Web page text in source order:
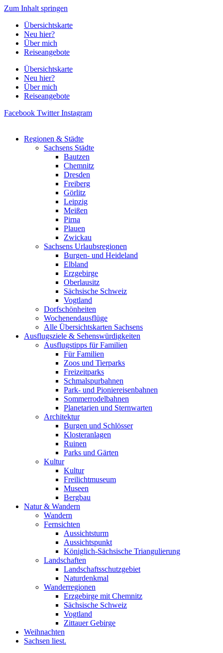
Zum Inhalt springen
Übersichtskarte
Neu hier?
Über mich
Reiseangebote
Übersichtskarte
Neu hier?
Über mich
Reiseangebote
Facebook Twitter Instagram
Regionen & Städte
Sachsens Städte
Bautzen
Chemnitz
Dresden
Freiberg
Görlitz
Leipzig
Meißen
Pirna
Plauen
Zwickau
Sachsens Urlaubsregionen
Burgen- und Heideland
Elbland
Erzgebirge
Oberlausitz
Sächsische Schweiz
Vogtland
Dorfschönheiten
Wochenendausflüge
Alle Übersichtskarten Sachsens
Ausflugsziele & Sehenswürdigkeiten
Ausflugstipps für Familien
Für Familien
Zoos und Tierparks
Freizeitparks
Schmalspurbahnen
Park- und Pioniereisenbahnen
Sommerrodelbahnen
Planetarien und Sternwarten
Architektur
Burgen und Schlösser
Klosteranlagen
Ruinen
Parks und Gärten
Kultur
Kultur
Freilichtmuseum
Museen
Bergbau
Natur & Wandern
Wandern
Fernsichten
Aussichtsturm
Aussichtspunkt
Königlich-Sächsische Triangulierung
Landschaften
Landschaftsschutzgebiet
Naturdenkmal
Wanderregionen
Erzgebirge mit Chemnitz
Sächsische Schweiz
Vogtland
Zittauer Gebirge
Weihnachten
Sachsen liest.